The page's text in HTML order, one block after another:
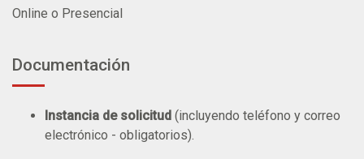
Online o Presencial
Documentación
Instancia de solicitud (incluyendo teléfono y correo
electrónico - obligatorios).